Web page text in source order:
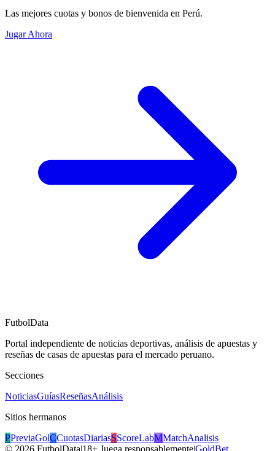
Las mejores cuotas y bonos de bienvenida en Perú.
Jugar Ahora
FutbolData
Portal independiente de noticias deportivas, análisis de apuestas y
reseñas de casas de apuestas para el mercado peruano.
Secciones
NoticiasGuíasReseñasAnálisis
Sitios hermanos
PPreviaGolCCuotasDiariasSScoreLabMMatchAnalisis
© 2026 FutbolData|18+ Juega responsablemente|GoldBet